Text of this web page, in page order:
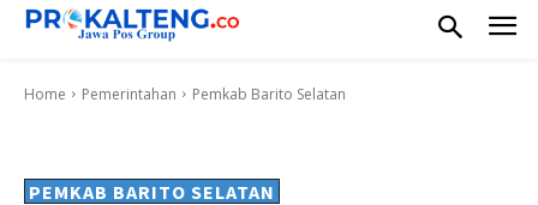
Home Pemerintahan Pemkab Barito Selatan
PEMKAB BARITO SELATAN